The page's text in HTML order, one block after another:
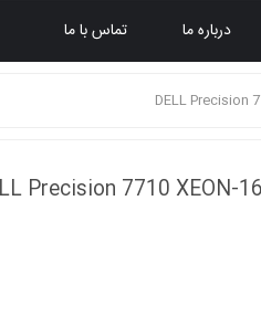
درباره ما تماس با ما